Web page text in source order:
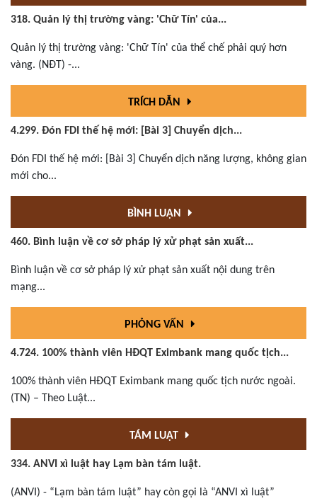
318. Quản lý thị trường vàng: 'Chữ Tín' của...
Quản lý thị trường vàng: 'Chữ Tín' của thể chế phải quý hơn
vàng. (NĐT) -...
TRÍCH DẪN
4.299. Đón FDI thế hệ mới: [Bài 3] Chuyển dịch...
Đón FDI thế hệ mới: [Bài 3] Chuyển dịch năng lượng, không gian
mới cho...
BÌNH LUẬN
460. Bình luận về cơ sở pháp lý xử phạt sản xuất...
Bình luận về cơ sở pháp lý xử phạt sản xuất nội dung trên
mạng...
PHỎNG VẤN
4.724. 100% thành viên HĐQT Eximbank mang quốc tịch...
100% thành viên HĐQT Eximbank mang quốc tịch nước ngoài.
(TN) – Theo Luật...
TÁM LUẬT
334. ANVI xì luật hay Lạm bàn tám luật.
(ANVI) - “Lạm bàn tám luật” hay còn gọi là “ANVI xì luật”